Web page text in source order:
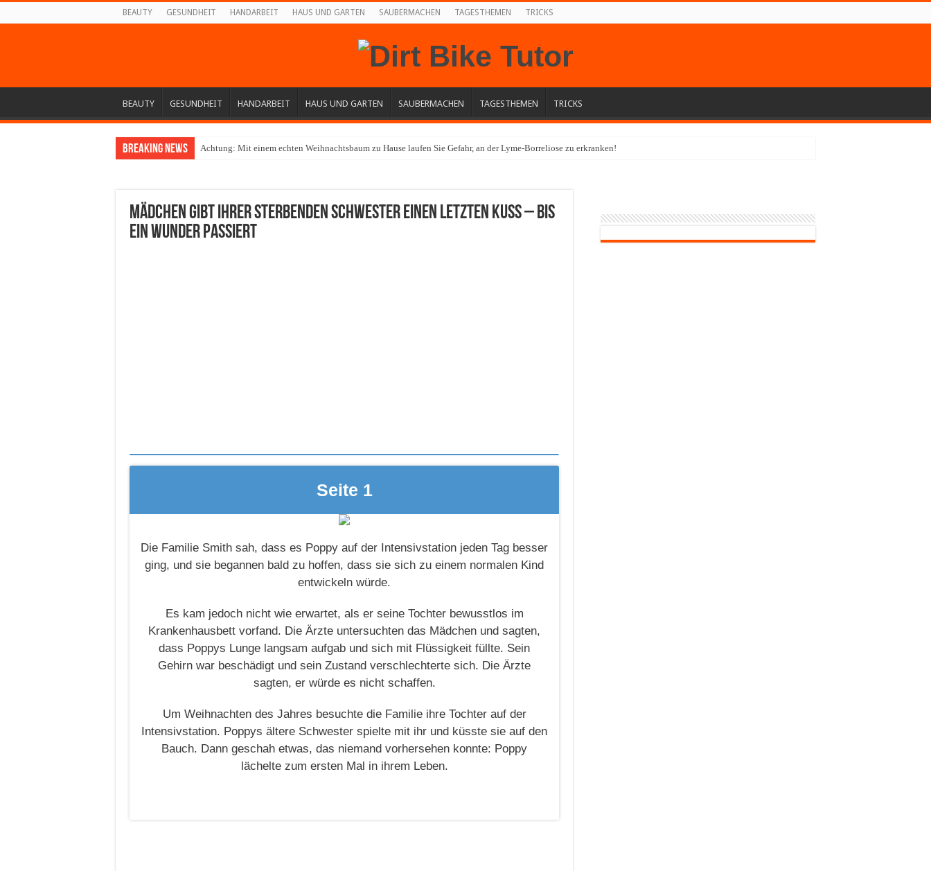
BEAUTY GESUNDHEIT HANDARBEIT HAUS UND GARTEN SAUBERMACHEN TAGESTHEMEN TRICKS
BEAUTY GESUNDHEIT HANDARBEIT HAUS UND GARTEN SAUBERMACHEN TAGESTHEMEN TRICKS
Breaking News Achtung: Mit einem echten Weihnachtsbaum zu Hause laufen Sie Gefahr, an der Lyme-Borreliose zu erkranken!
Mädchen gibt ihrer sterbenden Schwester einen letzten Kuss – bis
ein Wunder passiert
Seite 1
Die Familie Smith sah, dass es Poppy auf der Intensivstation jeden Tag besser
ging, und sie begannen bald zu hoffen, dass sie sich zu einem normalen Kind
entwickeln würde.
Es kam jedoch nicht wie erwartet, als er seine Tochter bewusstlos im
Krankenhausbett vorfand. Die Ärzte untersuchten das Mädchen und sagten,
dass Poppys Lunge langsam aufgab und sich mit Flüssigkeit füllte. Sein
Gehirn war beschädigt und sein Zustand verschlechterte sich. Die Ärzte
sagten, er würde es nicht schaffen.
Um Weihnachten des Jahres besuchte die Familie ihre Tochter auf der
Intensivstation. Poppys ältere Schwester spielte mit ihr und küsste sie auf den
Bauch. Dann geschah etwas, das niemand vorhersehen konnte: Poppy
lächelte zum ersten Mal in ihrem Leben.